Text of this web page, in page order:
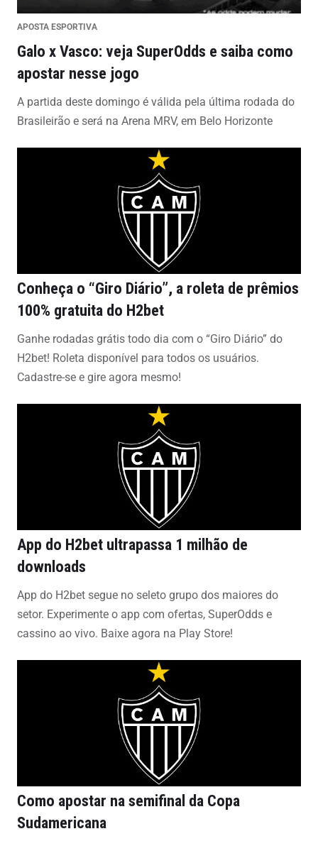
APOSTA ESPORTIVA
Galo x Vasco: veja SuperOdds e saiba como
apostar nesse jogo
A partida deste domingo é válida pela última rodada do
Brasileirão e será na Arena MRV, em Belo Horizonte
Conheça o “Giro Diário”, a roleta de prêmios
100% gratuita do H2bet
Ganhe rodadas grátis todo dia com o “Giro Diário” do
H2bet! Roleta disponível para todos os usuários.
Cadastre-se e gire agora mesmo!
App do H2bet ultrapassa 1 milhão de
downloads
App do H2bet segue no seleto grupo dos maiores do
setor. Experimente o app com ofertas, SuperOdds e
cassino ao vivo. Baixe agora na Play Store!
Como apostar na semifinal da Copa
Sudamericana